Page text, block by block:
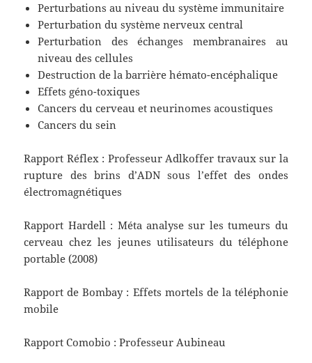
Perturbations au niveau du système immunitaire
Perturbation du système nerveux central
Perturbation des échanges membranaires au
niveau des cellules
Destruction de la barrière hémato-encéphalique
Effets géno-toxiques
Cancers du cerveau et neurinomes acoustiques
Cancers du sein
Rapport Réflex : Professeur Adlkoffer travaux sur la
rupture des brins d’ADN sous l’effet des ondes
électromagnétiques
Rapport Hardell : Méta analyse sur les tumeurs du
cerveau chez les jeunes utilisateurs du téléphone
portable (2008)
Rapport de Bombay : Effets mortels de la téléphonie
mobile
Rapport Comobio : Professeur Aubineau